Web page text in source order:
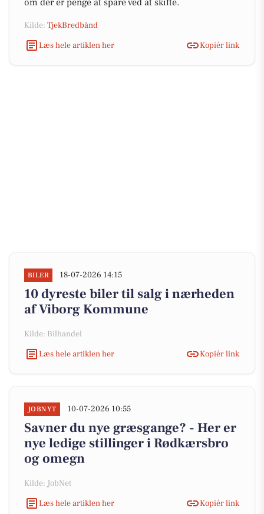
om der er penge at spare ved at skifte.
Kilde: TjekBredbånd
Læs hele artiklen her
Kopiér link
BILER 18-07-2026 14:15
10 dyreste biler til salg i nærheden
af Viborg Kommune
Kilde: Bilhandel
Læs hele artiklen her
Kopiér link
JOBNYT 10-07-2026 10:55
Savner du nye græsgange? - Her er
nye ledige stillinger i Rødkærsbro
og omegn
Kilde: JobNet
Læs hele artiklen her
Kopiér link